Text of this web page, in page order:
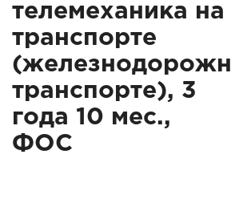
телемеханика на
транспорте
транспорте), 3
года 10 мес.,
ФОС